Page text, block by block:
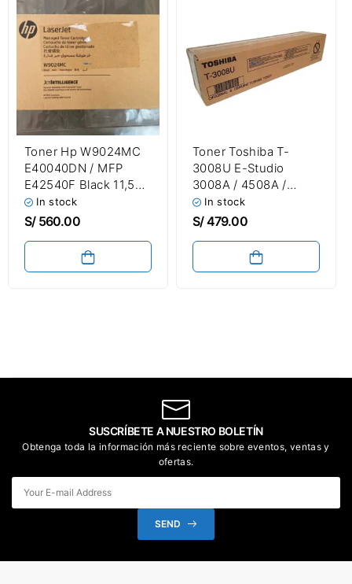
Toner Hp W9024MC
E40040DN / MFP
E42540F Black 11,500
Páginas
In stock
S/560.00
Toner Toshiba T-
3008U E-Studio
3008A / 4508A /
5008A Black 43,900
Páginas
In stock
S/479.00
SUSCRÍBETE A NUESTRO BOLETÍN
Obtenga toda la información más reciente sobre eventos, ventas y
ofertas.
SEND